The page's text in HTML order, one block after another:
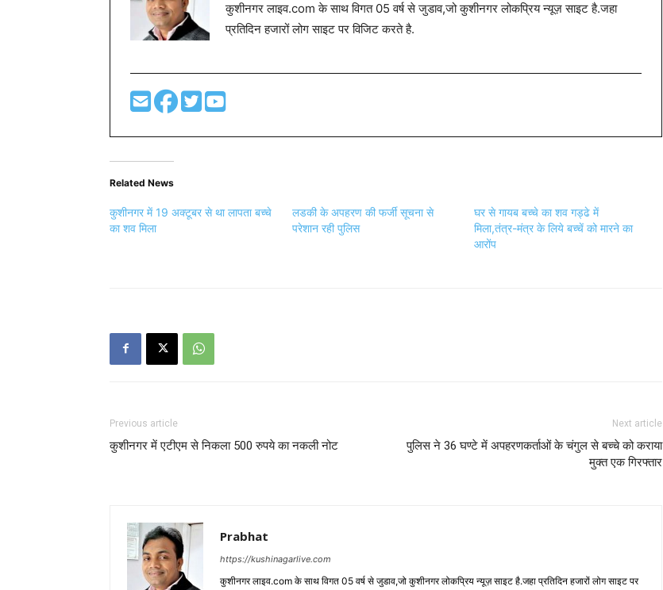
कुशीनगर लाइव.com के साथ विगत 05 वर्ष से जुडाव,जो कुशीनगर लोकप्रिय न्यूज़ साइट है.जहा
प्रतिदिन हजारों लोग साइट पर विजिट करते है.
Related News
कुशीनगर में 19 अक्टूबर से था लापता बच्चे
का शव मिला
लडकी के अपहरण की फर्जी सूचना से
परेशान रही पुलिस
घर से गायब बच्चे का शव गड्ढे में
मिला,तंत्र-मंत्र के लिये बच्चें को मारने का
आरोंप
Previous article
कुशीनगर में एटीएम से निकला 500 रुपये का नकली नोट
Next article
पुलिस ने 36 घण्टे में अपहरणकर्ताओं के चंगुल से बच्चे को कराया
मुक्त एक गिरफ्तार
Prabhat
https://kushinagarlive.com
कुशीनगर लाइव.com के साथ विगत 05 वर्ष से जुडाव,जो कुशीनगर लोकप्रिय न्यूज़ साइट है.जहा प्रतिदिन हजारों लोग साइट पर